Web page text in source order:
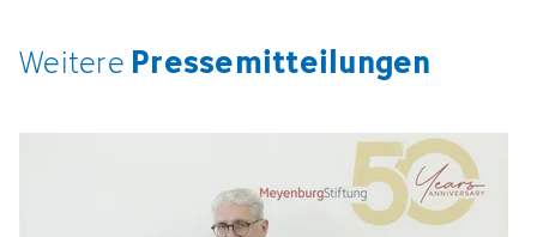
Weitere Pressemitteilungen